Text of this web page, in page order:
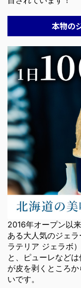
本物の
2016年オープン以
ある大人気のジェ
ラテリア ジェラボ
と、ピューレなど
が皮を剥くところ
いです。